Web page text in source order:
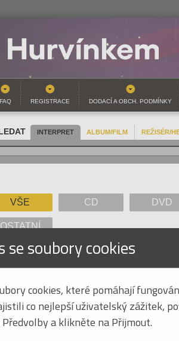
FAQ REGISTRACE DODACÍ A OBCH. PODMÍNKY
INTERPRET ALBUM/FILM REŽISÉR/
VŠE CD DVD
OSTATNÍ
G
výpis
POP ZAHRANIČNÍ
se soubory cookies
cookies, které pomáhají
co nejlepší uživatelský zážitek,
a klikněte na Přijmout.